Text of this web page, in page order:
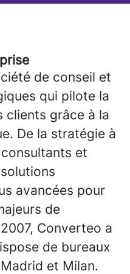
de conseil et
qui pilote la
clients grâce à la
De la stratégie à
et
avancées pour
de
Converteo a
de bureaux
et Milan.